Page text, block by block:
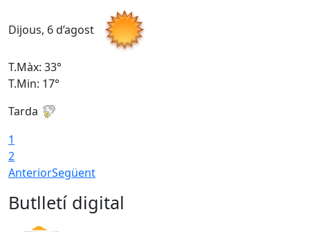
Dijous, 6 d’agost
T.Màx: 33°
T.Min: 17°
Tarda
1
2
AnteriorSegüent
Butlletí digital